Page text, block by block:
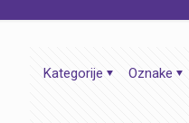
Kategorije Oznake